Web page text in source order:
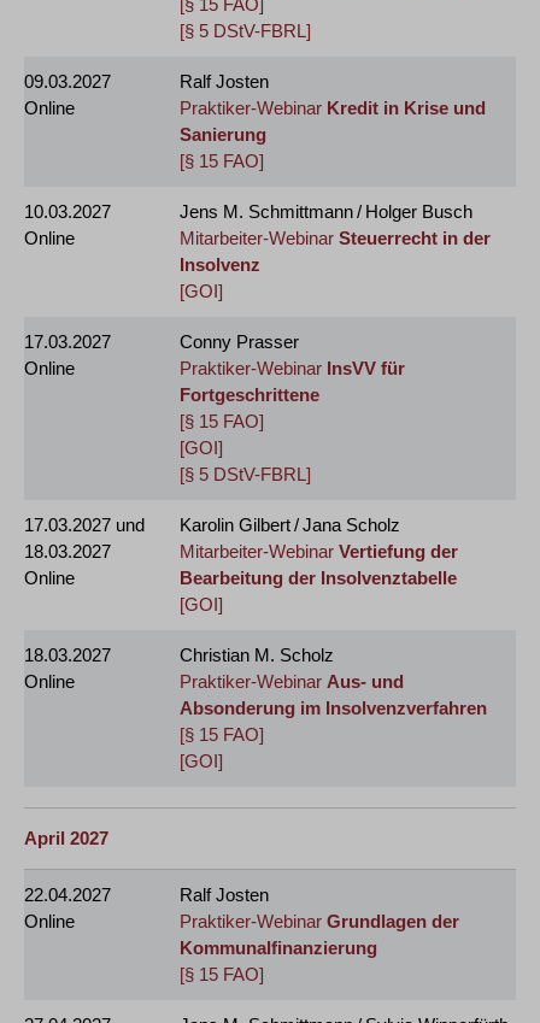
[§ 15 FAO]
[§ 5 DStV-FBRL]
09.03.2027
Online
Ralf Josten
Praktiker-Webinar Kredit in Krise und
Sanierung
[§ 15 FAO]
10.03.2027
Online
Jens M. Schmittmann / Holger Busch
Mitarbeiter-Webinar Steuerrecht in der
Insolvenz
[GOI]
17.03.2027
Online
Conny Prasser
Praktiker-Webinar InsVV für
Fortgeschrittene
[§ 15 FAO]
[GOI]
[§ 5 DStV-FBRL]
17.03.2027 und
18.03.2027
Online
Karolin Gilbert / Jana Scholz
Mitarbeiter-Webinar Vertiefung der
Bearbeitung der Insolvenztabelle
[GOI]
18.03.2027
Online
Christian M. Scholz
Praktiker-Webinar Aus- und
Absonderung im Insolvenzverfahren
[§ 15 FAO]
[GOI]
April 2027
22.04.2027
Online
Ralf Josten
Praktiker-Webinar Grundlagen der
Kommunalfinanzierung
[§ 15 FAO]